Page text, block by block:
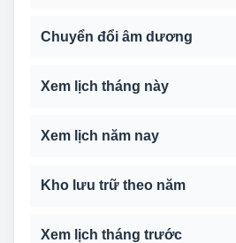
Chuyển đổi âm dương
Xem lịch tháng này
Xem lịch năm nay
Kho lưu trữ theo năm
Xem lịch tháng trước